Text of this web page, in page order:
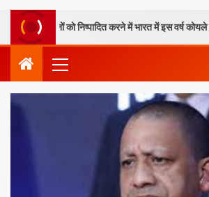
खदानों को निष्पादित करने में भारत में इस वर्ष कोयले की कमी